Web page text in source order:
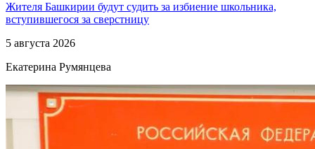
Жителя Башкирии будут судить за избиение школьника,
вступившегося за сверстницу
5 августа 2026
Екатерина Румянцева